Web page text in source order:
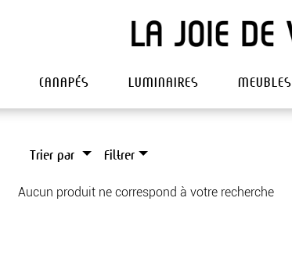
CANAPÉS LUMINAIRES MEUBLES
Filtrer
Trier par
Aucun produit ne correspond à votre recherche